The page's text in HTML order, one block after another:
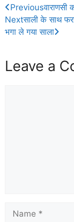
Previous
Nextसाली के साथ
भगा ले गया साला
Leave a